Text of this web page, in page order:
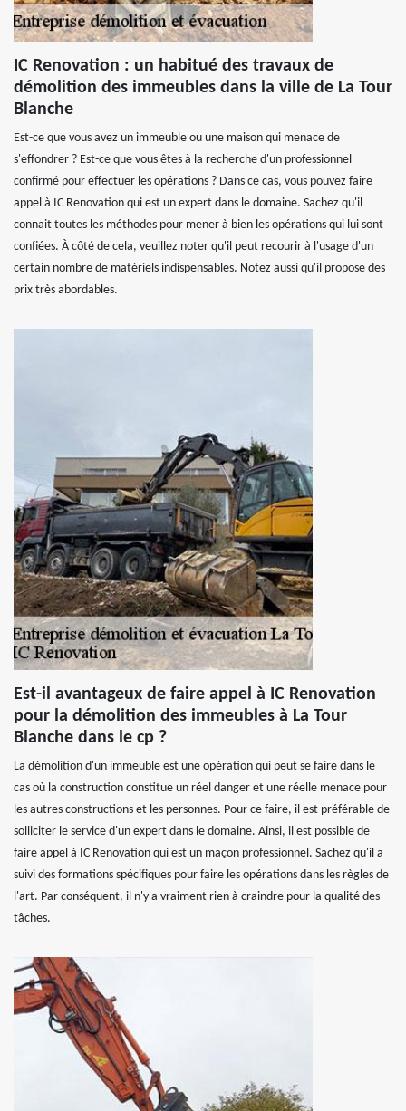
IC Renovation : un habitué des travaux de
démolition des immeubles dans la ville de La Tour
Blanche
Est-ce que vous avez un immeuble ou une maison qui menace de
s'effondrer ? Est-ce que vous êtes à la recherche d'un professionnel
confirmé pour effectuer les opérations ? Dans ce cas, vous pouvez faire
appel à IC Renovation qui est un expert dans le domaine. Sachez qu'il
connait toutes les méthodes pour mener à bien les opérations qui lui sont
confiées. À côté de cela, veuillez noter qu'il peut recourir à l'usage d'un
certain nombre de matériels indispensables. Notez aussi qu'il propose des
prix très abordables.
Est-il avantageux de faire appel à IC Renovation
pour la démolition des immeubles à La Tour
Blanche dans le cp ?
La démolition d'un immeuble est une opération qui peut se faire dans le
cas où la construction constitue un réel danger et une réelle menace pour
les autres constructions et les personnes. Pour ce faire, il est préférable de
solliciter le service d'un expert dans le domaine. Ainsi, il est possible de
faire appel à IC Renovation qui est un maçon professionnel. Sachez qu'il a
suivi des formations spécifiques pour faire les opérations dans les règles de
l'art. Par conséquent, il n'y a vraiment rien à craindre pour la qualité des
tâches.